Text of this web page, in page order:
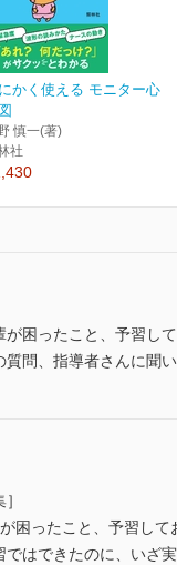
かく使える モニター心
慎一(著)
社
困ったこと、予習し
問、指導者さんに聞
困ったこと、予習し
はできたのに、いざ